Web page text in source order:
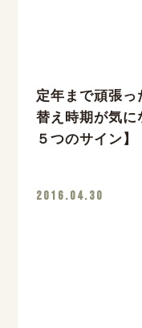
定年まで頑張
替え時期が気に
５つのサイン】
2016.04.30